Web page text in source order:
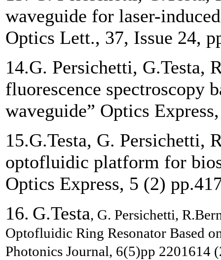
waveguide for laser-
Optics Lett., 37, Issue 24,
14.G. Persichetti,
fluorescence spectroscopy
waveguide” Optics
15.G.Testa, G.
optofluidic platform for
Optics Express, 5 (2)
16. G.Testa, G. Persichetti,
Optofluidic Ring Resonator Based
Photonics Journal, 6(5)pp 2201614